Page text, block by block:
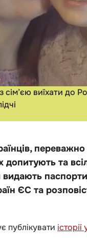
виїхати до
допитують та
видають
ЄС та
публікувати історії